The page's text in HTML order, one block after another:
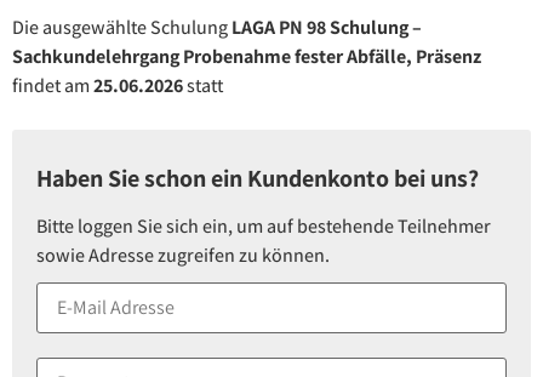
Die ausgewählte SchulungLAGA PN 98 Schulung –
Sachkundelehrgang Probenahme fester Abfälle, Präsenz
findet am25.06.2026statt
Haben Sie schon ein Kundenkonto bei uns?
Bitte loggen Sie sich ein, um auf bestehende Teilnehmer
sowie Adresse zugreifen zu können.